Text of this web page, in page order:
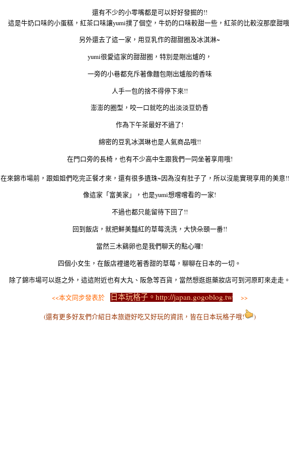
還有不少的小零嘴都是可以好好發掘的!!
這是牛奶口味的小蛋糕，紅茶口味讓yumi撲了個空，牛奶的口味較甜一些，紅茶的比較沒那麼甜
另外還去了這一家，用豆乳作的甜甜圈及冰淇淋~
yumi很愛這家的甜甜圈，特別是剛出爐的，
一旁的小巷都充斥著像麵包剛出爐般的香味
人手一包的捨不得停下來!!
澎澎的圈型，咬一口就吃的出淡淡豆奶香
作為下午茶最好不過了!
綿密的豆乳冰淇琳也是人氣商品哦!!
在門口旁的長椅，也有不少高中生跟我們一同坐著享用哦!
在來錦市場前，跟姐姐們吃完正餐才來，還有很多遺珠~因為沒有肚子了，所以沒能實現享用的美意!!
像這家「富美家」，也是yumi想嚐嚐看的一家!
不過也都只能留待下回了!!
回到飯店，就把鮮美豔紅的草莓洗洗，大快朵頤一番!!
當然三木鷄卵也是我們聊天的點心囉!
四個小女生，在飯店裡邊吃著香甜的草莓，聊聊在日本的一切。
除了錦市場可以逛之外，這這附近也有大丸、阪急等百貨，當然想逛逛藥妝店可到河原町來走走。
<<本文同步發表於
日本玩格子。http://japan.gogoblog.tw >>
(還有更多好友們介紹日本旅遊好吃又好玩的資訊，皆在日本玩格子哦! )